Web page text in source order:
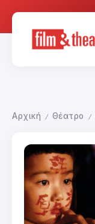
Αρχική / Θέατρο /